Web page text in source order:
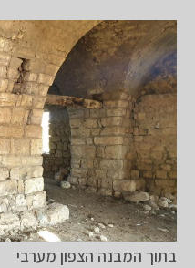
בתוך המבנה הצפון מערבי